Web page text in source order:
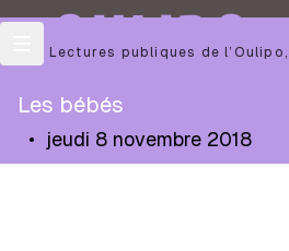
OULIPO
Les Lectures publiques de l’Oulipo
Les bébés
• jeudi 8 novembre 2018